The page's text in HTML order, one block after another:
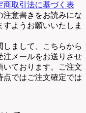
商取引法に基づく表
注意書きをお読みにな
ようお願いいたしま
しまして、こちらから
注メールをお送りさせ
ております。ご注文
ではご注文確定では